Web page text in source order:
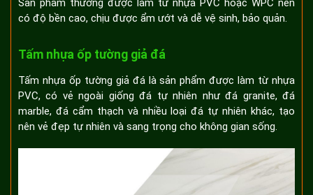
Sản phẩm thường được làm từ nhựa PVC hoặc WPC nên
có độ bền cao, chịu được ẩm ướt và dễ vệ sinh, bảo quản.
Tấm nhựa ốp tường giả đá
Tấm nhựa ốp tường giả đá là sản phẩm được làm từ nhựa
PVC, có vẻ ngoài giống đá tự nhiên như đá granite, đá
marble, đá cẩm thạch và nhiều loại đá tự nhiên khác, tạo
nên vẻ đẹp tự nhiên và sang trọng cho không gian sống.